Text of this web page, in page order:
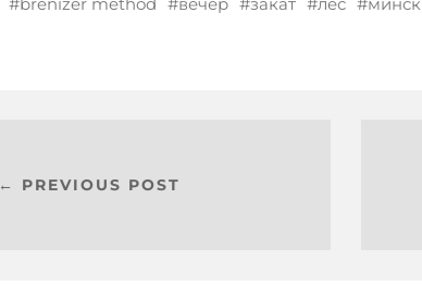
brenizer method
вечер закат лес минск
← PREVIOUS POST